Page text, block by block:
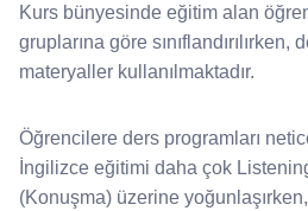
Kurs bünyesinde eğitim alan
gruplarına göre
materyaller kullanılmaktadır.
Öğrencilere ders programları
İngilizce eğitimi daha çok
(Konuşma) üzerine